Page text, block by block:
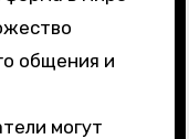
общения и
могут